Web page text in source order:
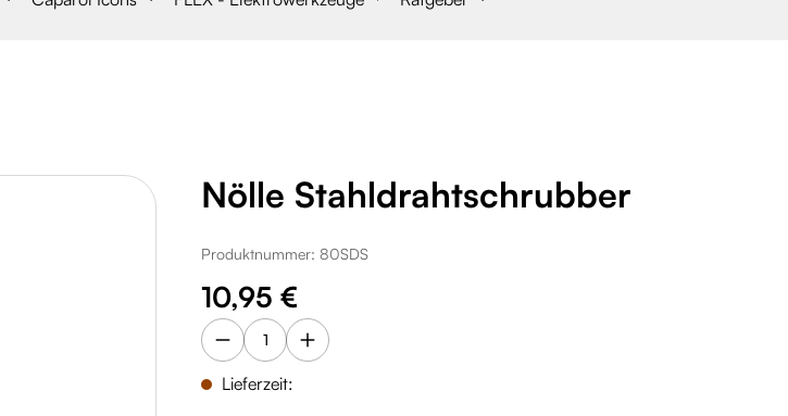
Nölle Stahldrahtschrubber
Produktnummer: 80SDS
Regulärer Preis:
10,95 €
Lieferzeit: